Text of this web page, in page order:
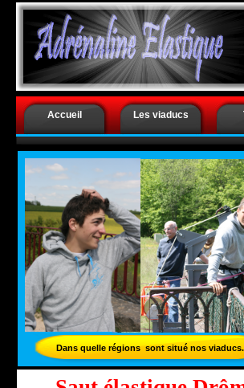
Dans quelle régions sont situé nos viaducs.
Accueil Les viaducs